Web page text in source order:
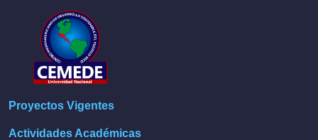
Proyectos Vigentes
Actividades Académicas